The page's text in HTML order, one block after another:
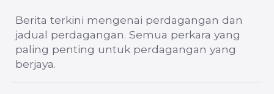
berjaya.